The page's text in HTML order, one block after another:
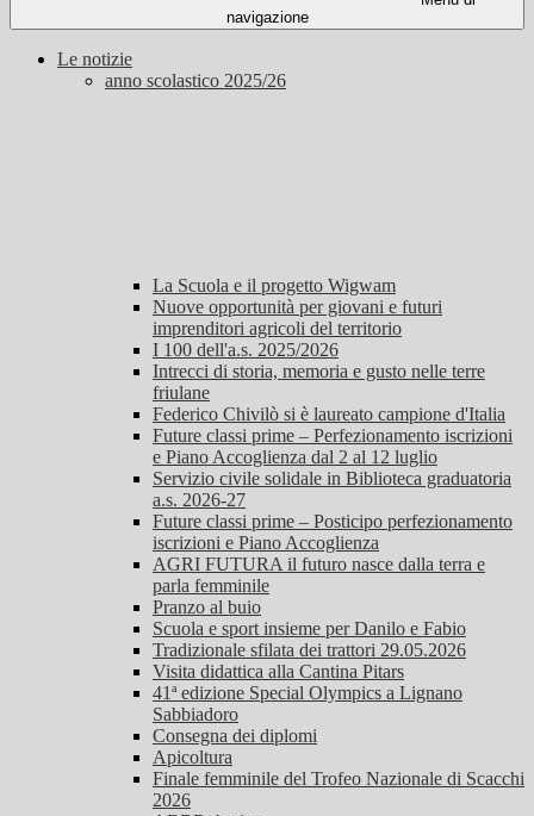
navigazione
Le notizie
anno scolastico 2025/26
La Scuola e il progetto Wigwam
Nuove opportunità per giovani e futuri
imprenditori agricoli del territorio
I 100 dell'a.s. 2025/2026
Intrecci di storia, memoria e gusto nelle terre
friulane
Federico Chivilò si è laureato campione d'Italia
Future classi prime – Perfezionamento iscrizioni
e Piano Accoglienza dal 2 al 12 luglio
Servizio civile solidale in Biblioteca graduatoria
a.s. 2026-27
Future classi prime – Posticipo perfezionamento
iscrizioni e Piano Accoglienza
AGRI FUTURA il futuro nasce dalla terra e
parla femminile
Pranzo al buio
Scuola e sport insieme per Danilo e Fabio
Tradizionale sfilata dei trattori 29.05.2026
Visita didattica alla Cantina Pitars
41ª edizione Special Olympics a Lignano
Sabbiadoro
Consegna dei diplomi
Apicoltura
Finale femminile del Trofeo Nazionale di Scacchi
2026